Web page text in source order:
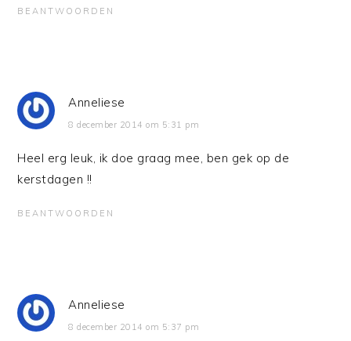
BEANTWOORDEN
Anneliese
8 december 2014 om 5:31 pm
Heel erg leuk, ik doe graag mee, ben gek op de
kerstdagen !!
BEANTWOORDEN
Anneliese
8 december 2014 om 5:37 pm